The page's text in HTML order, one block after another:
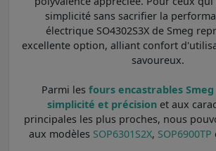
simplicité sans sacrifier la
électrique SO4302S3X de Smeg
excellente option, alliant confort
savoureux.
Parmi les fours encastrables
simplicité et précision et aux
principales les plus proches, nous
aux modèles SOP6301S2X, SOP6900TP